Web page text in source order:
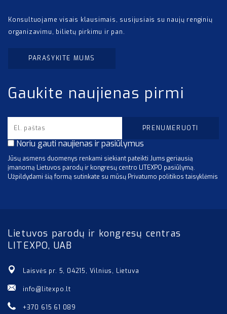
Konsultuojame visais klausimais, susijusiais su naujų renginių
organizavimu, bilietų pirkimu ir pan.
PARAŠYKITE MUMS
Gaukite naujienas pirmi
Noriu gauti naujienas ir pasiūlymus
Jūsų asmens duomenys renkami siekiant pateikti Jums geriausią
įmanomą Lietuvos parodų ir kongresų centro LITEXPO pasiūlymą.
Užpildydami šią formą sutinkate su mūsų Privatumo politikos taisyklėmis
Lietuvos parodų ir kongresų centras
LITEXPO, UAB
Laisvės pr. 5, 04215, Vilnius, Lietuva
info@litexpo.lt
+370 615 61 089